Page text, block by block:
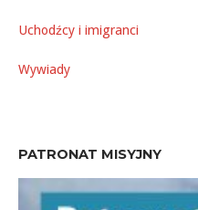
Uchodźcy i imigranci
Wywiady
PATRONAT MISYJNY